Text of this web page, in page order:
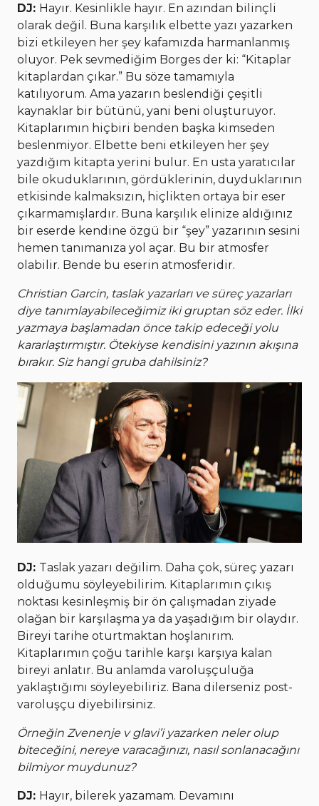
DJ: Hayır. Kesinlikle hayır. En azından bilinçli
olarak değil. Buna karşılık elbette yazı yazarken
bizi etkileyen her şey kafamızda harmanlanmış
oluyor. Pek sevmediğim Borges der ki: “Kitaplar
kitaplardan çıkar.” Bu söze tamamıyla
katılıyorum. Ama yazarın beslendiği çeşitli
kaynaklar bir bütünü, yani beni oluşturuyor.
Kitaplarımın hiçbiri benden başka kimseden
beslenmiyor. Elbette beni etkileyen her şey
yazdığım kitapta yerini bulur. En usta yaratıcılar
bile okuduklarının, gördüklerinin, duyduklarının
etkisinde kalmaksızın, hiçlikten ortaya bir eser
çıkarmamışlardır. Buna karşılık elinize aldığınız
bir eserde kendine özgü bir “şey” yazarının sesini
hemen tanımanıza yol açar. Bu bir atmosfer
olabilir. Bende bu eserin atmosferidir.
Christian Garcin, taslak yazarları ve süreç yazarları
diye tanımlayabileceğimiz iki gruptan söz eder. İlki
yazmaya başlamadan önce takip edeceği yolu
kararlaştırmıştır. Ötekiyse kendisini yazının akışına
bırakır. Siz hangi gruba dahilsiniz?
DJ: Taslak yazarı değilim. Daha çok, süreç yazarı
olduğumu söyleyebilirim. Kitaplarımın çıkış
noktası kesinleşmiş bir ön çalışmadan ziyade
olağan bir karşılaşma ya da yaşadığım bir olaydır.
Bireyi tarihe oturtmaktan hoşlanırım.
Kitaplarımın çoğu tarihle karşı karşıya kalan
bireyi anlatır. Bu anlamda varoluşçuluğa
yaklaştığımı söyleyebiliriz. Bana dilerseniz post-
varoluşçu diyebilirsiniz.
Örneğin Zvenenje v glavi’i yazarken neler olup
biteceğini, nereye varacağınızı, nasıl sonlanacağını
bilmiyor muydunuz?
DJ: Hayır, bilerek yazamam. Devamını